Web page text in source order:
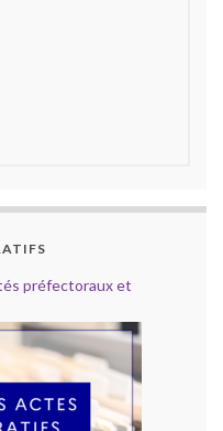
préfectoraux et